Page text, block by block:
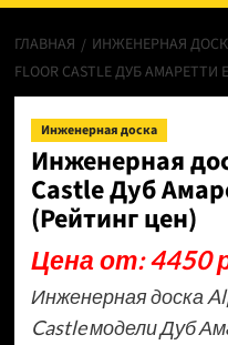
ГЛАВНАЯ ИНЖЕНЕРНАЯ
FLOOR CASTLE ДУБ
Инженерная доска
Инженерная
Castle Дуб
(Рейтинг цен)
Цена от: 4450
Инженерная доска
Castle модели Дуб